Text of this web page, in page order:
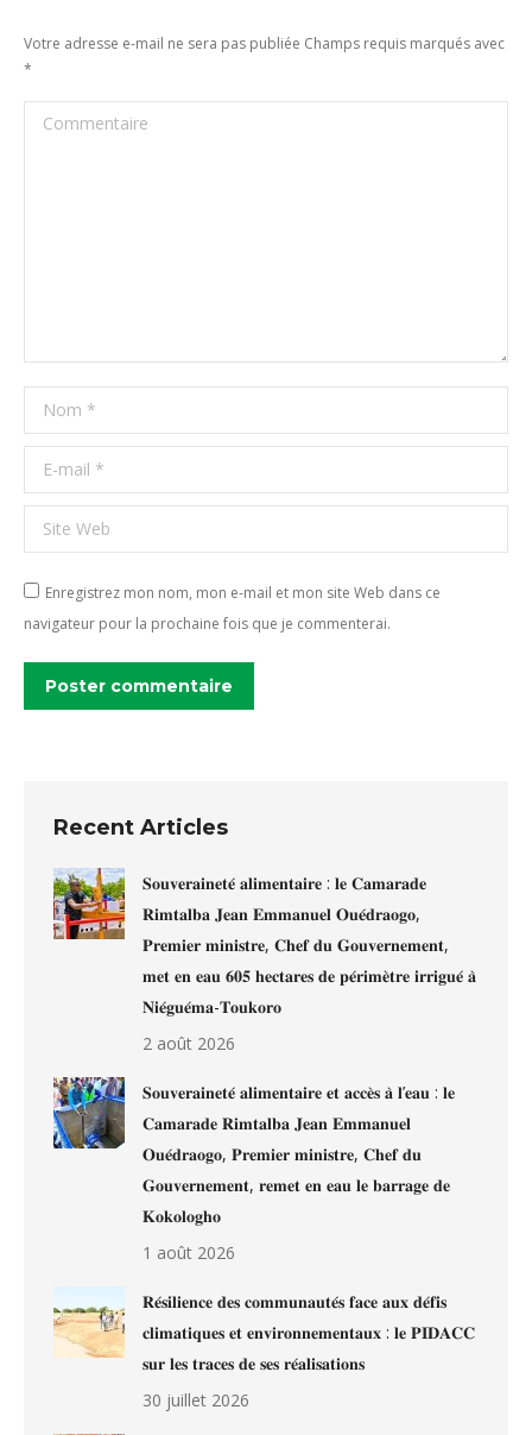
Votre adresse e-mail ne sera pas publiée Champs requis marqués avec
*
Commentaire
Nom *
E-mail *
Site Web
Enregistrez mon nom, mon e-mail et mon site Web dans ce
navigateur pour la prochaine fois que je commenterai.
Poster commentaire
Recent Articles
𝐒𝐨𝐮𝐯𝐞𝐫𝐚𝐢𝐧𝐞𝐭𝐞́ 𝐚𝐥𝐢𝐦𝐞𝐧𝐭𝐚𝐢𝐫𝐞 : 𝐥𝐞 𝐂𝐚𝐦𝐚𝐫𝐚𝐝𝐞
𝐑𝐢𝐦𝐭𝐚𝐥𝐛𝐚 𝐉𝐞𝐚𝐧 𝐄𝐦𝐦𝐚𝐧𝐮𝐞𝐥 𝐎𝐮𝐞́𝐝𝐫𝐚𝐨𝐠𝐨,
𝐏𝐫𝐞𝐦𝐢𝐞𝐫 𝐦𝐢𝐧𝐢𝐬𝐭𝐫𝐞, 𝐂𝐡𝐞𝐟 𝐝𝐮 𝐆𝐨𝐮𝐯𝐞𝐫𝐧𝐞𝐦𝐞𝐧𝐭,
𝐦𝐞𝐭 𝐞𝐧 𝐞𝐚𝐮 𝟔𝟎𝟓 𝐡𝐞𝐜𝐭𝐚𝐫𝐞𝐬 𝐝𝐞 𝐩𝐞́𝐫𝐢𝐦𝐞̀𝐭𝐫𝐞 𝐢𝐫𝐫𝐢𝐠𝐮𝐞́ 𝐚̀
𝐍𝐢𝐞́𝐠𝐮𝐞́𝐦𝐚-𝐓𝐨𝐮𝐤𝐨𝐫𝐨
2 août 2026
𝐒𝐨𝐮𝐯𝐞𝐫𝐚𝐢𝐧𝐞𝐭𝐞́ 𝐚𝐥𝐢𝐦𝐞𝐧𝐭𝐚𝐢𝐫𝐞 𝐞𝐭 𝐚𝐜𝐜𝐞̀𝐬 𝐚̀ 𝐥’𝐞𝐚𝐮 : 𝐥𝐞
𝐂𝐚𝐦𝐚𝐫𝐚𝐝𝐞 𝐑𝐢𝐦𝐭𝐚𝐥𝐛𝐚 𝐉𝐞𝐚𝐧 𝐄𝐦𝐦𝐚𝐧𝐮𝐞𝐥
𝐎𝐮𝐞́𝐝𝐫𝐚𝐨𝐠𝐨, 𝐏𝐫𝐞𝐦𝐢𝐞𝐫 𝐦𝐢𝐧𝐢𝐬𝐭𝐫𝐞, 𝐂𝐡𝐞𝐟 𝐝𝐮
𝐆𝐨𝐮𝐯𝐞𝐫𝐧𝐞𝐦𝐞𝐧𝐭, 𝐫𝐞𝐦𝐞𝐭 𝐞𝐧 𝐞𝐚𝐮 𝐥𝐞 𝐛𝐚𝐫𝐫𝐚𝐠𝐞 𝐝𝐞
𝐊𝐨𝐤𝐨𝐥𝐨𝐠𝐡𝐨
1 août 2026
𝐑𝐞́𝐬𝐢𝐥𝐢𝐞𝐧𝐜𝐞 𝐝𝐞𝐬 𝐜𝐨𝐦𝐦𝐮𝐧𝐚𝐮𝐭𝐞́𝐬 𝐟𝐚𝐜𝐞 𝐚𝐮𝐱 𝐝𝐞́𝐟𝐢𝐬
𝐜𝐥𝐢𝐦𝐚𝐭𝐢𝐪𝐮𝐞𝐬 𝐞𝐭 𝐞𝐧𝐯𝐢𝐫𝐨𝐧𝐧𝐞𝐦𝐞𝐧𝐭𝐚𝐮𝐱 : 𝐥𝐞 𝐏𝐈𝐃𝐀𝐂𝐂
𝐬𝐮𝐫 𝐥𝐞𝐬 𝐭𝐫𝐚𝐜𝐞𝐬 𝐝𝐞 𝐬𝐞𝐬 𝐫𝐞́𝐚𝐥𝐢𝐬𝐚𝐭𝐢𝐨𝐧𝐬
30 juillet 2026